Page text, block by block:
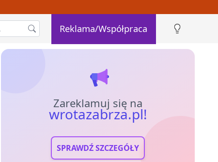
Reklama/Współpraca
Zareklamuj się na
wrotazabrza.pl!
SPRAWDŹ SZCZEGÓŁY